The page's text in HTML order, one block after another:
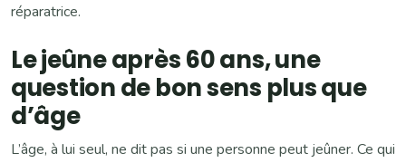
réparatrice.
Le jeûne après 60 ans, une
question de bon sens plus que
d’âge
L’âge, à lui seul, ne dit pas si une personne peut jeûner. Ce qui